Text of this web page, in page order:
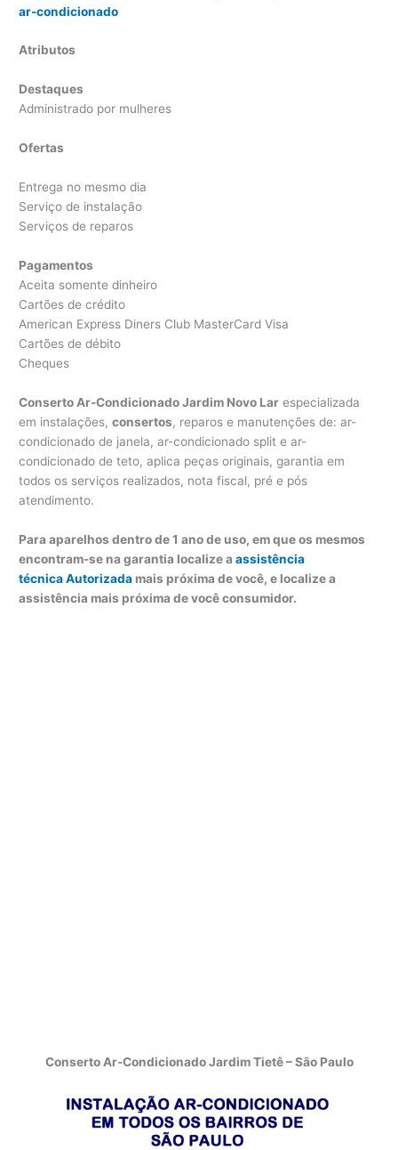
ar-condicionado
Atributos
Destaques
Administrado por mulheres
Ofertas
Entrega no mesmo dia
Serviço de instalação
Serviços de reparos
Pagamentos
Aceita somente dinheiro
Cartões de crédito
American Express Diners Club MasterCard Visa
Cartões de débito
Cheques
Conserto Ar-Condicionado Jardim Novo Lar especializada
em instalações,consertos, reparos e manutenções de: ar-
condicionado de janela, ar-condicionado split e ar-
condicionado de teto, aplica peças originais, garantia em
todos os serviços realizados, nota fiscal, pré e pós
atendimento.
Para aparelhos dentro de 1 ano de uso, em que os mesmos
encontram-se na garantia localize aassistência
técnica Autorizada mais próxima de você, e localize a
assistência mais próxima de você consumidor.
Conserto Ar-Condicionado Jardim Tietê – São Paulo